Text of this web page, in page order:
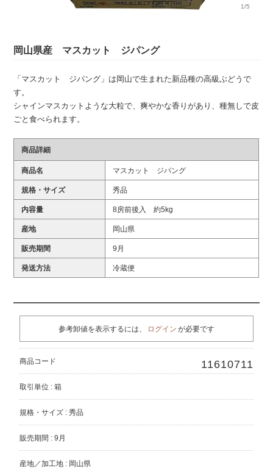
1/5
岡山県産 マスカット ジパング
「マスカット ジパング」は岡山で生まれた新品種の高級ぶどうで
す。
シャインマスカットような大粒で、爽やかな香りがあり、種無しで皮
ごと食べられます。
商品詳細
商品名 マスカット ジパング
規格・サイズ 秀品
内容量 8房前後入 約5kg
産地 岡山県
販売期間 9月
発送方法 冷蔵便
参考卸値を表示するには、 ログイン が必要です
商品コード 11610711
取引単位 : 箱
規格・サイズ : 秀品
販売期間 : 9月
産地／加工地 : 岡山県